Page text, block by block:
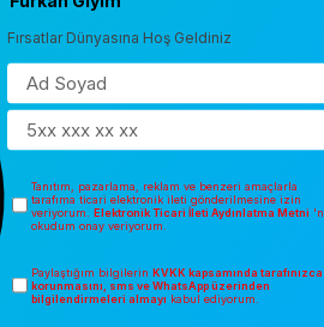
İNDIRIM
Fırsatlar Dünyasına Hoş Geldiniz
Tanıtım, pazarlama, reklam ve benzeri amaçlarla
tarafıma ticari elektronik ileti gönderilmesine izin
veriyorum. Elektronik Ticari İleti Aydınlatma Metni
okudum onay veriyorum.
Paylaştığım bilgilerin KVKK kapsamında tarafınızca
korunmasını, sms ve WhatsApp üzerinden
bilgilendirmeleri almayı kabul ediyorum.